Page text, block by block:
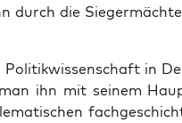
durch die
Poli­tik­wis­senschaft in
ihn mit seinem